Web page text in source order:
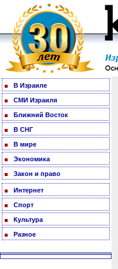
В Израиле
СМИ Израиля
Ближний Восток
В СНГ
В мире
Экономика
Закон и право
Интернет
Спорт
Культура
Разное